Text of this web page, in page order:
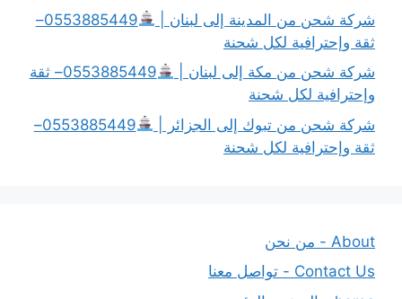
شركة شحن من المدينة إلى لبنان |
0553885449–
ثقة وإحترافية لكل شحنة
شركة شحن من مكة إلى لبنان |
0553885449– ثقة
وإحترافية لكل شحنة
شركة شحن من تبوك إلى الجزائر |
0553885449–
ثقة وإحترافية لكل شحنة
About - من نحن
Contact Us - تواصل معنا